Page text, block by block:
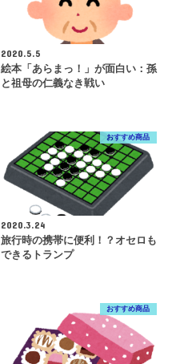
2020.5.5
絵本「あらまっ！」が面白い：孫
と祖母の仁義なき戦い
おすすめ商品
2020.3.24
旅行時の携帯に便利！？オセロも
できるトランプ
おすすめ商品